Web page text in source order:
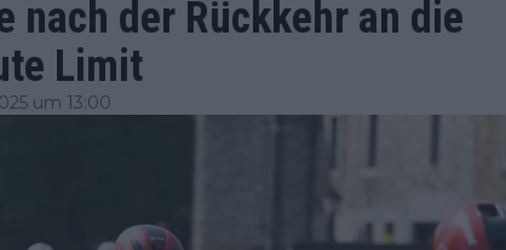
nach der Rückkehr an die
Limit
um 13:00